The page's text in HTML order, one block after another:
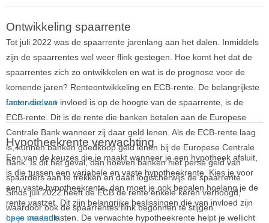
Ontwikkeling spaarrente
Tot juli 2022 was de spaarrente jarenlang aan het dalen. Inmiddels
zijn de spaarrentes wel weer flink gestegen. Hoe komt het dat de
spaarrentes zich zo ontwikkelen en wat is de prognose voor de
komende jaren? Renteontwikkeling en ECB-rente. De belangrijkste
factor die van invloed is op de hoogte van de spaarrente, is de
ECB-rente. Dit is de rente die banken betalen aan de Europese
Centrale Bank wanneer zij daar geld lenen. Als de ECB-rente laag
is, kunnen banken goedkoop geld lenen bij de Europese Centrale
Bank. Is dit het geval, dan hoeven banken niet persé geld van
spaarders aan te trekken en daalt logischerwijs de spaarrente.
Sinds juli 2022 heeft de ECB de rente enkele keren verhoogd,
waardoor ook de spaarrentes flink begonnen te stijgen.
Lees verder
Hypotheekrente verwachting
Een van de keuzes die je maakt wanneer je een hypotheek afsluit,
is die tussen een variabele en vaste hypotheekrente. Kies je voor
een vaste hypotheekrente, dan moet je ook bepalen hoelang je de
rente vastzet. Dit zijn belangrijke beslissingen die van invloed zijn
op je maandlasten. De verwachte hypotheekrente helpt je wellicht
Lees verder